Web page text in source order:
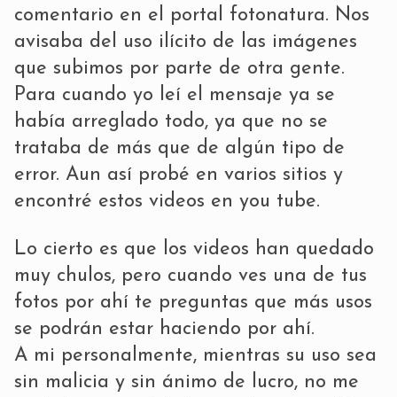
comentario en el portal fotonatura. Nos
avisaba del uso ilícito de las imágenes
que subimos por parte de otra gente.
Para cuando yo leí el mensaje ya se
había arreglado todo, ya que no se
trataba de más que de algún tipo de
error. Aun así probé en varios sitios y
encontré estos videos en you tube.
Lo cierto es que los videos han quedado
muy chulos, pero cuando ves una de tus
fotos por ahí te preguntas que más usos
se podrán estar haciendo por ahí.
A mi personalmente, mientras su uso sea
sin malicia y sin ánimo de lucro, no me